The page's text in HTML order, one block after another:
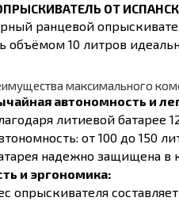
ОТ
ранцевой
объёмом 10 литров
максимального
автономность и
литиевой батарее
от 100 до 150
надежно защищена в
и эргономика:
опрыскивателя